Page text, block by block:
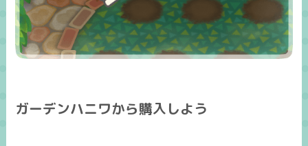
ガーデンハニワから購入しよう